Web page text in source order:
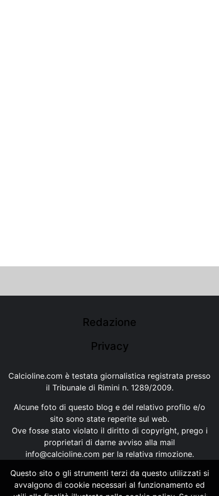
Redazione
Privacy
Calcioline.com è testata giornalistica registrata presso
il Tribunale di Rimini n. 1289/2009.
Alcune foto di questo blog e del relativo profilo e/o
sito sono state reperite sul web.
Ove fosse stato violato il diritto di copyright, prego i
proprietari di darne avviso alla mail
info@calcioline.com per la relativa rimozione.
Ogni testo e foto di proprietà di Calcioline.com non
possono essere copiati o riprodotti, senza
Questo sito o gli strumenti terzi da questo utilizzati si
avvalgono di cookie necessari al funzionamento ed